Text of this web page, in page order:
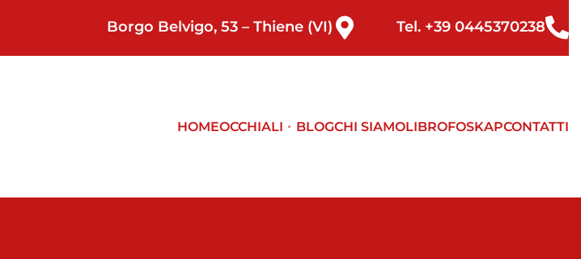
Borgo Belvigo, 53 – Thiene (VI) Tel. +39 0445370238
HOMEOCCHIALI BLOGCHI SIAMOLIBROFOSKAPCONTATTI